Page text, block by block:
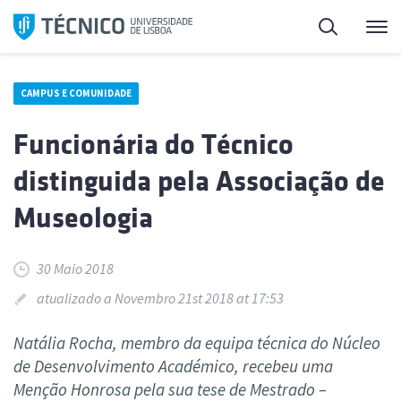
Saltar
para
Pesquisa
CAMPUS E COMUNIDADE
Funcionária do Técnico
distinguida pela Associação de
Museologia
30 Maio 2018
atualizado a Novembro 21st 2018 at 17:53
Natália Rocha, membro da equipa técnica do Núcleo
de Desenvolvimento Académico, recebeu uma
Menção Honrosa pela sua tese de Mestrado –